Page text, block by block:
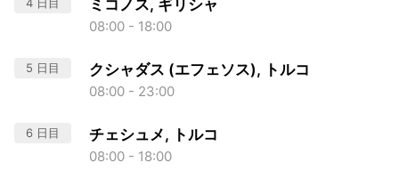
ミコノス, ギリシャ
08:00 - 18:00
5 日目 クシャダス (エフェソス), トルコ
08:00 - 23:00
6 日目 チェシュメ, トルコ
08:00 - 18:00